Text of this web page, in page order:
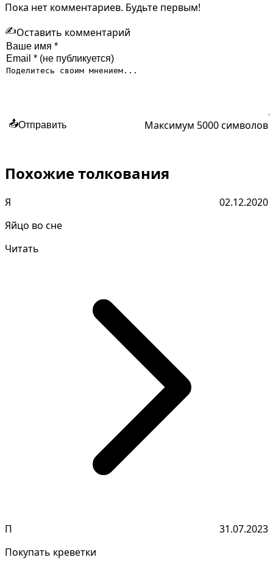
Пока нет комментариев. Будьте первым!
✍️Оставить комментарий
📤Отправить Максимум 5000 символов
Похожие толкования
Я
02.12.2020
Яйцо во сне
Читать
П
31.07.2023
Покупать креветки